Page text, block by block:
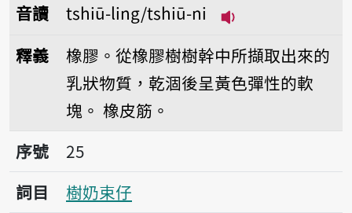
音讀
tshiū-ling/tshiū-ni
釋義
橡膠。從橡膠樹樹幹中所擷取出來的
乳狀物質，乾涸後呈黃色彈性的軟
塊。 橡皮筋。
序號25樹奶束仔
序號
25
詞目
樹奶束仔